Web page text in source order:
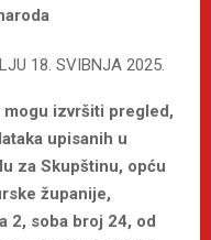
18. SVIBNJA 2025.
izvršiti pregled,
upisanih u
za Skupštinu, opću
županije,
2, soba broj 24, od